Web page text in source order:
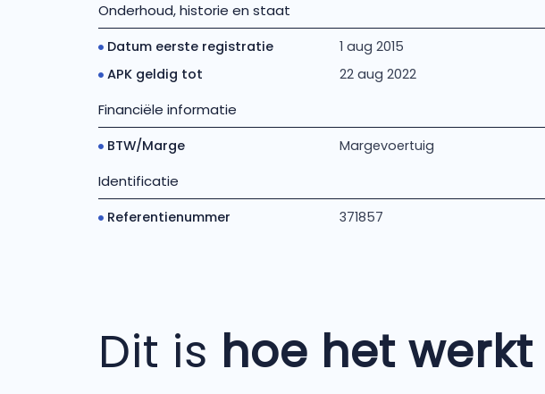
Onderhoud, historie en staat
Datum eerste registratie 1 aug 2015
APK geldig tot
22 aug 2022
Financiële informatie
BTW/Marge Margevoertuig
Identificatie
Referentienummer 371857
Dit is hoe het werkt